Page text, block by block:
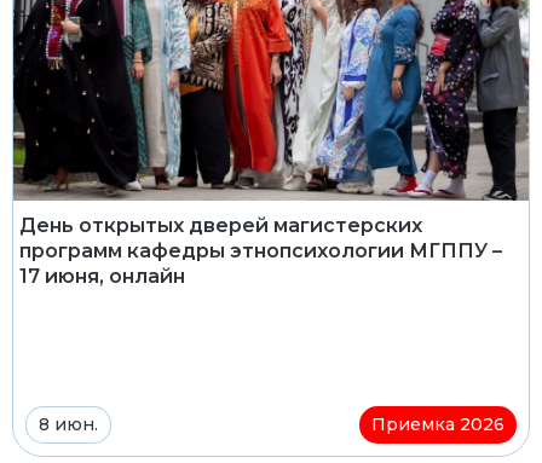
День открытых дверей магистерских
программ кафедры этнопсихологии МГППУ –
17 июня, онлайн
8 июн. Приемка 2026